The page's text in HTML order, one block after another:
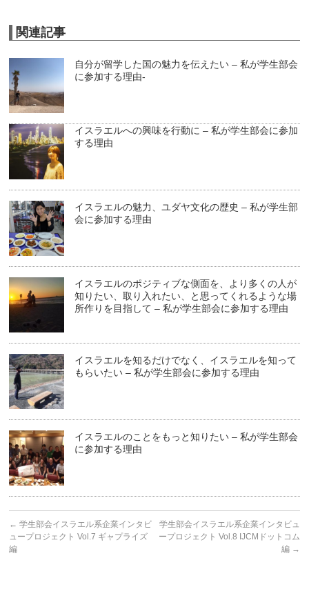
関連記事
自分が留学した国の魅力を伝えたい – 私が学生部会
に参加する理由-
イスラエルへの興味を行動に – 私が学生部会に参加
する理由
イスラエルの魅力、ユダヤ文化の歴史 – 私が学生部
会に参加する理由
イスラエルのポジティブな側面を、より多くの人が
知りたい、取り入れたい、と思ってくれるような場
所作りを目指して – 私が学生部会に参加する理由
イスラエルを知るだけでなく、イスラエルを知って
もらいたい – 私が学生部会に参加する理由
イスラエルのことをもっと知りたい – 私が学生部会
に参加する理由
← 学生部会イスラエル系企業インタビ
ュープロジェクト Vol.7 ギャプライズ
編
学生部会イスラエル系企業インタビュ
ープロジェクト Vol.8 IJCMドットコム
編 →